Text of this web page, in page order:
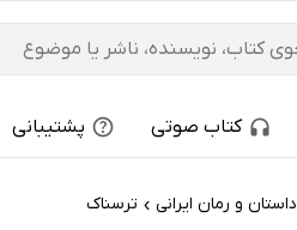
کتاب صوتی پشتیبانی
داستان و رمان ایرانی › ترسناک